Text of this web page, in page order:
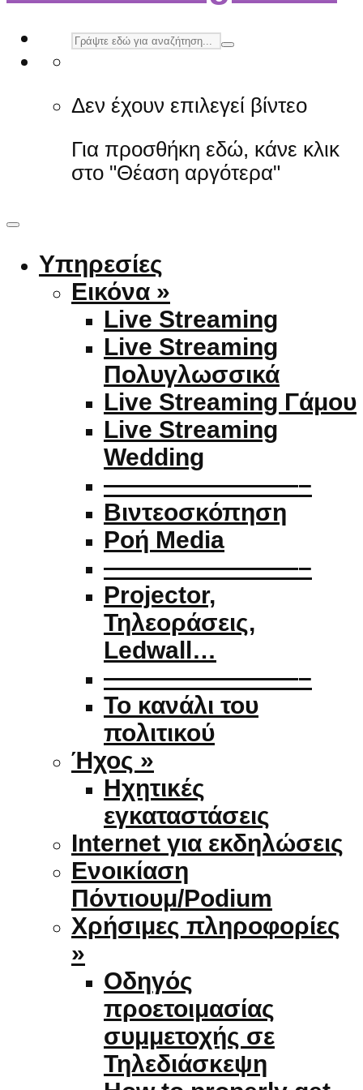
Δεν έχουν επιλεγεί βίντεο
Για προσθήκη εδώ, κάνε κλικ
στο "Θέαση αργότερα"
Υπηρεσίες
Εικόνα »
Live Streaming
Live Streaming
Πολυγλωσσικά
Live Streaming Γάμου
Live Streaming
Wedding
————————–
Βιντεοσκόπηση
Ροή Media
————————–
Projector,
Τηλεοράσεις,
Ledwall…
————————–
Το κανάλι του
πολιτικού
Ήχος »
Ηχητικές
εγκαταστάσεις
Internet για εκδηλώσεις
Ενοικίαση
Πόντιουμ/Podium
Χρήσιμες πληροφορίες
»
Οδηγός
προετοιμασίας
συμμετοχής σε
Τηλεδιάσκεψη